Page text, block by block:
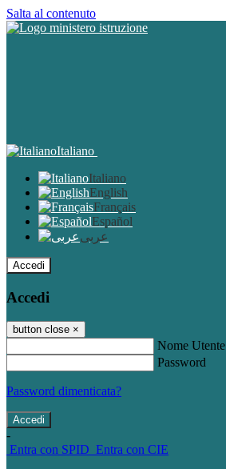
Salta al contenuto
Italiano
Italiano
English
Français
Español
عربى
Accedi
Accedi
button close ×
Nome Utente
Password
Password dimenticata?
-
Entra con SPID Entra con CIE